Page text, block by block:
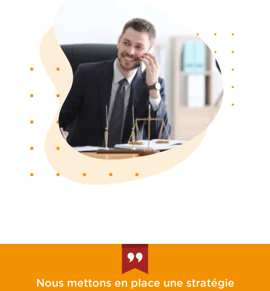
Nous mettons en place une stratégie